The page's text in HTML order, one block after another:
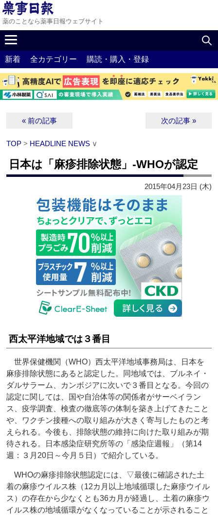
薬のことなら薬事日報ウェブサイト
新着 全カテゴリー 購読・購入・登録
« 前の記事 次の記事 »
TOP > HEADLINE NEWS ∨
日本は「麻疹排除状態」‐WHOが認定
2015年04月23日 (木)
西太平洋地域では３番目
世界保健機関（WHO）西太平洋地域事務局は、日本を
麻疹排除状態にあると認定した。同地域では、ブルネイ・
ダルサラーム、カンボジアに次いで３番目となる。今回の
認定に関しては、国や自治体等の関係者がサーベイラン
ス、疫学調査、検査の徹底等の体制を築き上げてきたこと
や、ワクチン接種への取り組みが大きく寄与したものと考
えられる。今後も、排除状態の維持に向けた取り組みが期
待される。日本感染症研究所等の「感染症週報」（第14
週：３月20日～今月５日）で紹介している。
WHOの麻疹排除状態認定には、▽最後に確認された土
着の麻疹ウイルス株（12カ月以上地域循環した麻疹ウイル
ス）の存在から少なくとも36カ月が経過し、土着の麻疹ウ
イルス株の地域循環がなくなっていることが示されること